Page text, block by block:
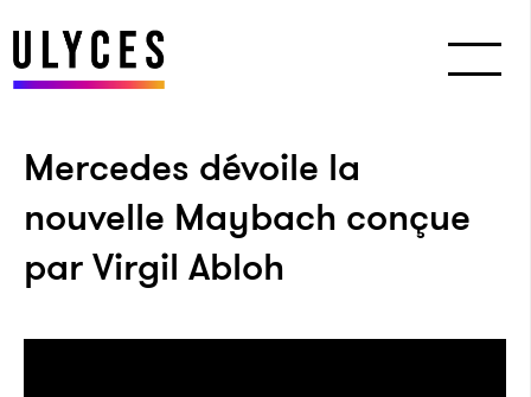
Mercedes dévoile la
nouvelle Maybach conçue
par Virgil Abloh